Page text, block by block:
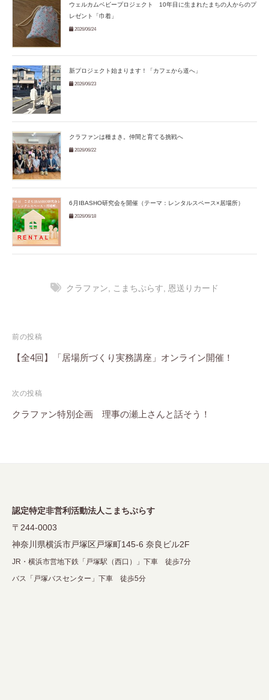
ウェルカムベビープロジェクト 10年目に生まれたまちの人からのプ
レゼント「巾着」
2026/06/24
新プロジェクト始まります！「カフェから道へ」
2026/06/23
クラファンは種まき。仲間と育てる挑戦へ
2026/06/22
6月IBASHO研究会を開催（テーマ：レンタルスペース×居場所）
2026/06/18
クラファン, こまちぷらす, 恩送りカード
投
稿
ビ
ゲ
ン
前の投稿
【全4回】「居場所づくり実務講座」オンライン開催！
次の投稿
クラファン特別企画 理事の瀬上さんと話そう！
認定特定非営利活動法人こまちぷらす
〒244-0003
神奈川県横浜市戸塚区戸塚町145-6 奈良ビル2F
JR・横浜市営地下鉄「戸塚駅（西口）」下車 徒歩7分
バス「戸塚バスセンター」下車 徒歩5分